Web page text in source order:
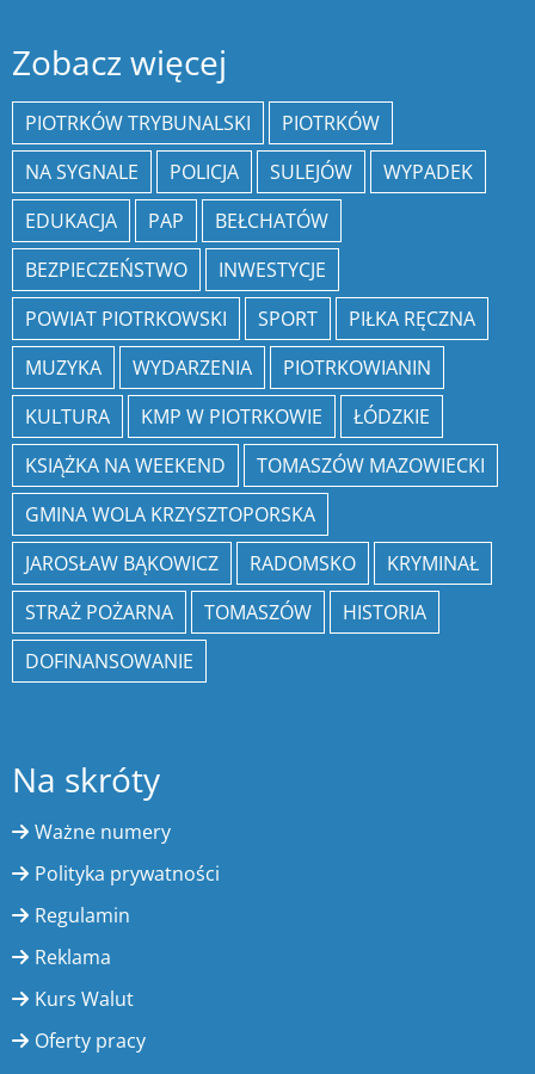
Zobacz więcej
PIOTRKÓW TRYBUNALSKI
PIOTRKÓW
NA SYGNALE
POLICJA SULEJÓW
WYPADEK
EDUKACJA
PAP
BEŁCHATÓW
BEZPIECZEŃSTWO
INWESTYCJE
POWIAT PIOTRKOWSKI
SPORT
PIŁKA RĘCZNA
MUZYKA
WYDARZENIA
PIOTRKOWIANIN
KULTURA
KMP W PIOTRKOWIE
ŁÓDZKIE
KSIĄŻKA NA WEEKEND
TOMASZÓW MAZOWIECKI
GMINA WOLA KRZYSZTOPORSKA
JAROSŁAW BĄKOWICZ
RADOMSKO
KRYMINAŁ
STRAŻ POŻARNA
TOMASZÓW
HISTORIA
DOFINANSOWANIE
Na skróty
Ważne numery
Polityka prywatności
Regulamin
Reklama
Kurs Walut
Oferty pracy